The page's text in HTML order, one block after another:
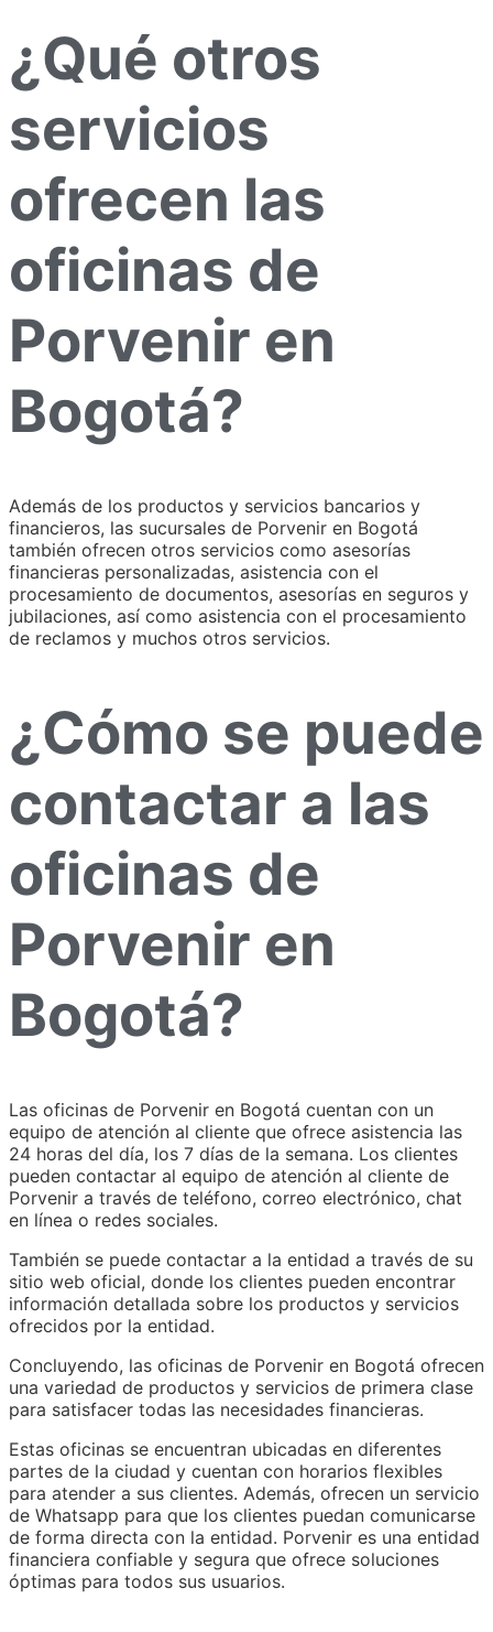
¿Qué otros
servicios
ofrecen las
oficinas de
Porvenir en
Bogotá?
Además de los productos y servicios bancarios y
financieros, las sucursales de Porvenir en Bogotá
también ofrecen otros servicios como asesorías
financieras personalizadas, asistencia con el
procesamiento de documentos, asesorías en seguros y
jubilaciones, así como asistencia con el procesamiento
de reclamos y muchos otros servicios.
¿Cómo se puede
contactar a las
oficinas de
Porvenir en
Bogotá?
Las oficinas de Porvenir en Bogotá cuentan con un
equipo de atención al cliente que ofrece asistencia las
24 horas del día, los 7 días de la semana. Los clientes
pueden contactar al equipo de atención al cliente de
Porvenir a través de teléfono, correo electrónico, chat
en línea o redes sociales.
También se puede contactar a la entidad a través de su
sitio web oficial, donde los clientes pueden encontrar
información detallada sobre los productos y servicios
ofrecidos por la entidad.
Concluyendo, las oficinas de Porvenir en Bogotá ofrecen
una variedad de productos y servicios de primera clase
para satisfacer todas las necesidades financieras.
Estas oficinas se encuentran ubicadas en diferentes
partes de la ciudad y cuentan con horarios flexibles
para atender a sus clientes. Además, ofrecen un servicio
de Whatsapp para que los clientes puedan comunicarse
de forma directa con la entidad. Porvenir es una entidad
financiera confiable y segura que ofrece soluciones
óptimas para todos sus usuarios.